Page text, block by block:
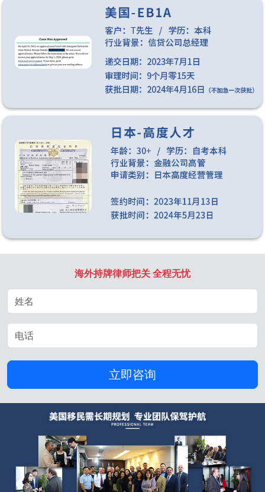
海外持牌律师把关 全程无忧
立即咨询